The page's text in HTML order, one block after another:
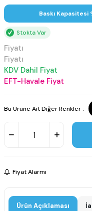
Baskı Kapasitesi
Stokta Var
Fiyatı
Fiyatı
KDV Dahil Fiyat
EFT-Havale Fiyat
Bu Ürüne Ait Diğer Renkler :
Fiyat Alarmı
Ürün Açıklaması